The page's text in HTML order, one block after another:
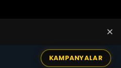
✕
KAMPANYALAR